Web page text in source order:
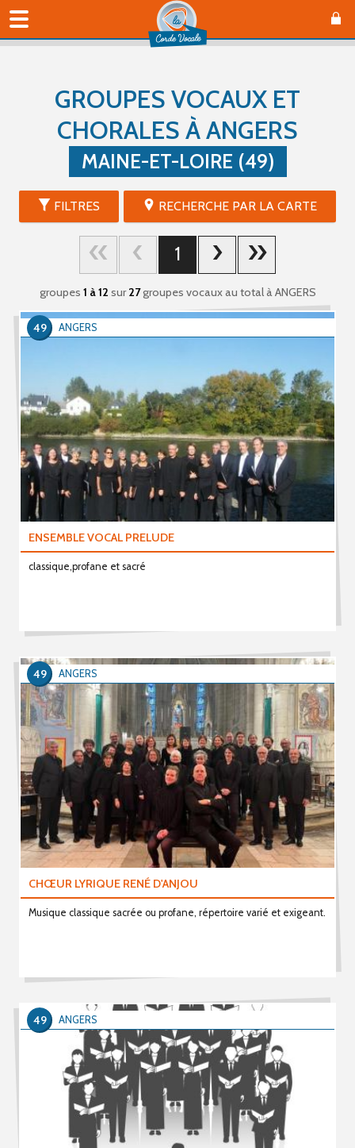
GROUPES VOCAUX ET
CHORALES À ANGERS
MAINE-ET-LOIRE (49)
FILTRES RECHERCHE PAR LA CARTE
1
groupes 1 à 12 sur27groupes vocaux au totalà ANGERS
ENSEMBLE VOCAL PRELUDE
classique,profane et sacré
ANGERS
49
CHŒUR LYRIQUE RENÉ D'ANJOU
Musique classique sacrée ou profane, répertoire varié et exigeant.
ANGERS
49
ANGERS
49